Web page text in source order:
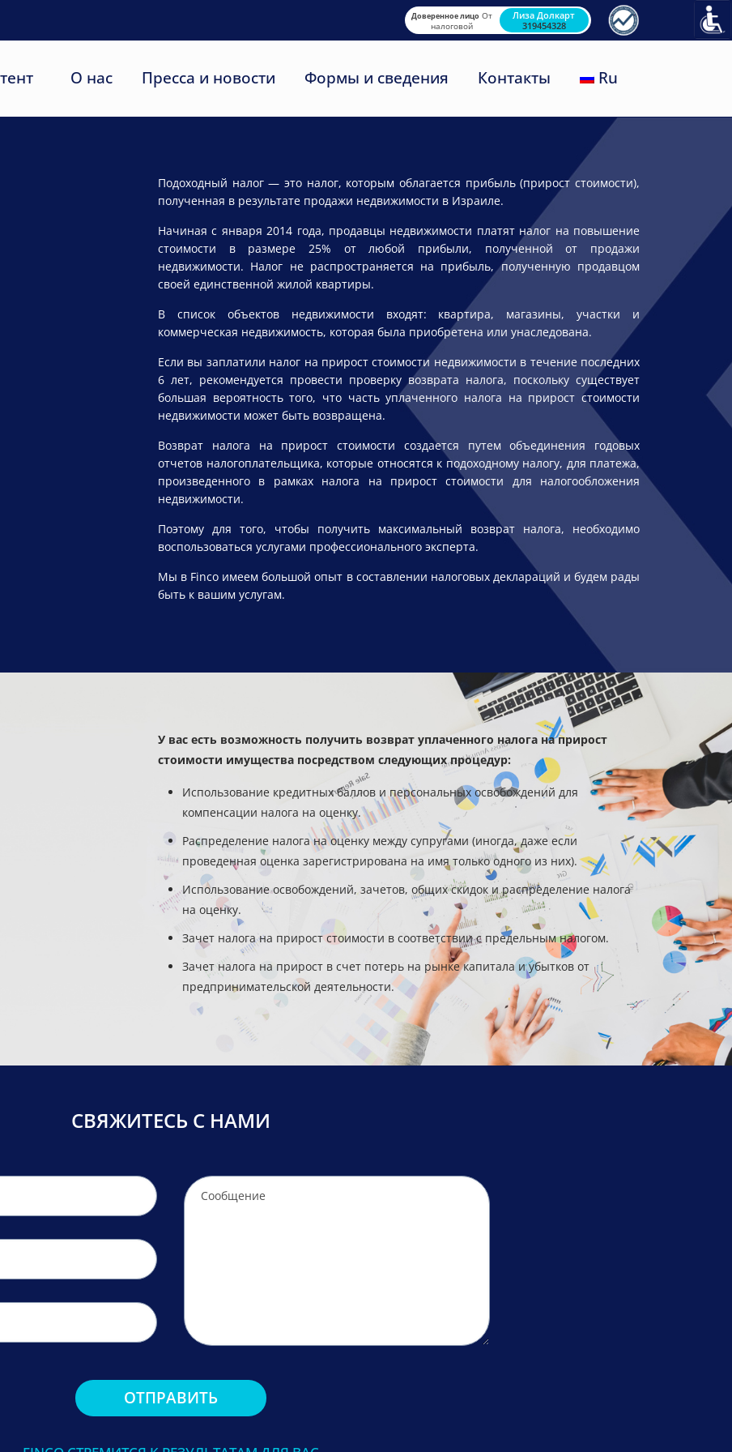
Доверенное лицоОт
налоговой
Лиза Долкарт
319454328
О нас Пресса и новости Формы и сведения Контакты Ru
Подоходный налог — это налог, которым облагается прибыль (прирост стоимости),
полученная в результате продажи недвижимости в Израиле.
Начиная с января 2014 года, продавцы недвижимости платят налог на повышение
стоимости в размере 25% от любой прибыли, полученной от продажи
недвижимости. Налог не распространяется на прибыль, полученную продавцом
своей единственной жилой квартиры.
В список объектов недвижимости входят: квартира, магазины, участки и
коммерческая недвижимость, которая была приобретена или унаследована.
Если вы заплатили налог на прирост стоимости недвижимости в течение последних
6 лет, рекомендуется провести проверку возврата налога, поскольку существует
большая вероятность того, что часть уплаченного налога на прирост стоимости
недвижимости может быть возвращена.
Возврат налога на прирост стоимости создается путем объединения годовых
отчетов налогоплательщика, которые относятся к подоходному налогу, для платежа,
произведенного в рамках налога на прирост стоимости для налогообложения
недвижимости.
Поэтому для того, чтобы получить максимальный возврат налога, необходимо
воспользоваться услугами профессионального эксперта.
Мы в Finco имеем большой опыт в составлении налоговых деклараций и будем рады
быть к вашим услугам.
У вас есть возможность получить возврат уплаченного налога на прирост
стоимости имущества посредством следующих процедур:
Использование кредитных баллов и персональных освобождений для
компенсации налога на оценку.
Распределение налога на оценку между супругами (иногда, даже если
проведенная оценка зарегистрирована на имя только одного из них).
Использование освобождений, зачетов, общих скидок и распределение налога
на оценку.
Зачет налога на прирост стоимости в соответствии с предельным налогом.
Зачет налога на прирост в счет потерь на рынке капитала и убытков от
предпринимательской деятельности.
СВЯЖИТЕСЬ С НАМИ